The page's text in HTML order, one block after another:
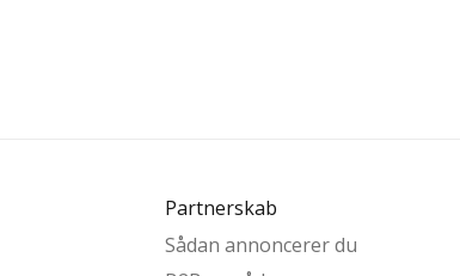
Partnerskab
Sådan annoncerer du